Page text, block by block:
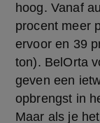
hoog. Vanaf
procent meer
ervoor en 39
ton). BelOrta
geven een
opbrengst in
Maar als je